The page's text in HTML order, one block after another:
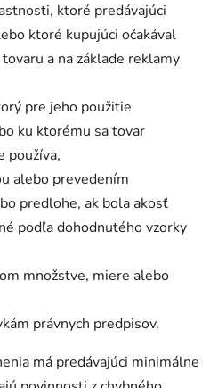
ktoré predávajúci
ktoré kupujúci očakával
a na základe reklamy
pre jeho použitie
ku ktorému sa tovar
používa,
alebo prevedením
predlohe, ak bola akosť
podľa dohodnutého vzorky
množstve, miere alebo
právnych predpisov.
má predávajúci minimálne